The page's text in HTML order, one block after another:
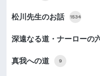
松川先生のお話 1534
深遠なる道・ナーローの
真我への道 9